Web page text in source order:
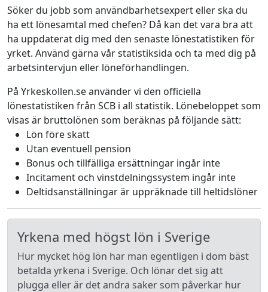
Söker du jobb som användbarhetsexpert eller ska du
ha ett lönesamtal med chefen? Då kan det vara bra att
ha uppdaterat dig med den senaste lönestatistiken för
yrket. Använd gärna vår statistiksida och ta med dig på
arbetsintervjun eller löneförhandlingen.
På Yrkeskollen.se använder vi den officiella
lönestatistiken från SCB i all statistik. Lönebeloppet som
visas är bruttolönen som beräknas på följande sätt:
Lön före skatt
Utan eventuell pension
Bonus och tillfälliga ersättningar ingår inte
Incitament och vinstdelningssystem ingår inte
Deltidsanställningar är uppräknade till heltidslöner
Yrkena med högst lön i Sverige
Hur mycket hög lön har man egentligen i dom bäst
betalda yrkena i Sverige. Och lönar det sig att
plugga eller är det andra saker som påverkar hur